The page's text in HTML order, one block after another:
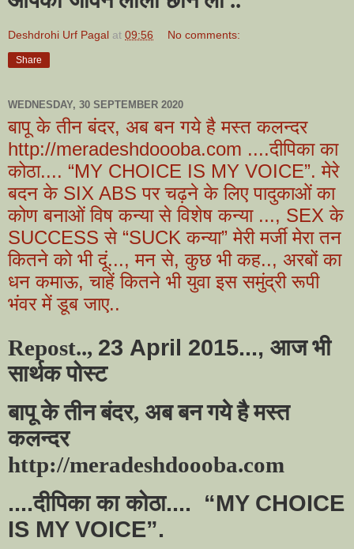
Deshdrohi Urf Pagal at 09:56 No comments:
Share
WEDNESDAY, 30 SEPTEMBER 2020
बापू के तीन बंदर, अब बन गये है मस्त कलन्दर
http://meradeshdoooba.com ....दीपिका का
कोठा.... “MY CHOICE IS MY VOICE”. मेरे
बदन के SIX ABS पर चढ़ने के लिए पादुकाओं का
कोण बनाओं विष कन्या से विशेष कन्या ..., SEX के
SUCCESS से “SUCK कन्या” मेरी मर्जी मेरा तन
कितने को भी दूं..., मन से, कुछ भी कह.., अरबों का
धन कमाऊ, चाहें कितने भी युवा इस समुंद्री रूपी
भंवर में डूब जाए..
Repost.., 23 April 2015..., आज भी
सार्थक पोस्ट
बापू के तीन बंदर, अब बन गये है मस्त
कलन्दर
http://meradeshdoooba.com
....दीपिका का कोठा.... “MY CHOICE
IS MY VOICE”.